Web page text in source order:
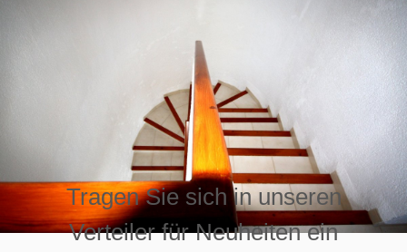
Tragen Sie sich in unseren
Verteiler für Neuheiten ein